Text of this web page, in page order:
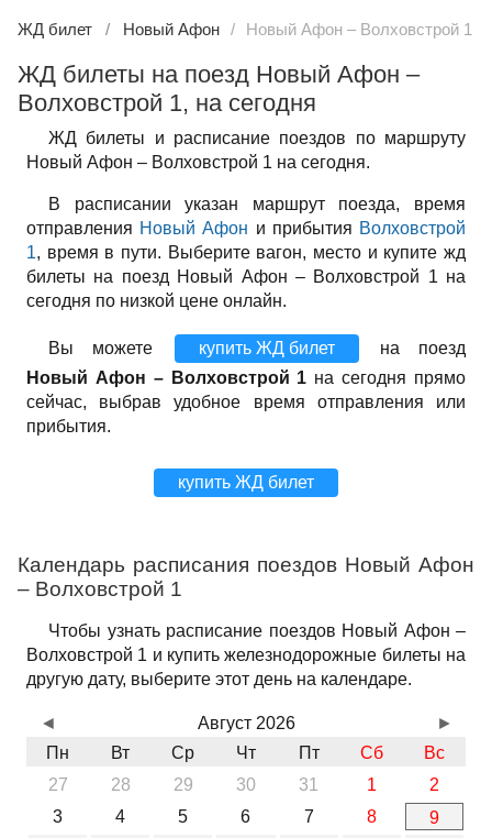
ЖД билет Новый Афон Новый Афон – Волховстрой 1
ЖД билеты на поезд Новый Афон –
Волховстрой 1, на сегодня
ЖД билеты и расписание поездов по маршруту
Новый Афон – Волховстрой 1 на сегодня.
В расписании указан маршрут поезда, время
отправления Новый Афон и прибытия Волховстрой
1, время в пути. Выберите вагон, место и купите жд
билеты на поезд Новый Афон – Волховстрой 1 на
сегодня по низкой цене онлайн.
Вы можете купить ЖД билет
на поезд
Новый Афон – Волховстрой 1 на сегодня прямо
сейчас, выбрав удобное время отправления или
прибытия.
купить ЖД билет
Календарь расписания поездов Новый Афон
– Волховстрой 1
Чтобы узнать расписание поездов Новый Афон –
Волховстрой 1 и купить железнодорожные билеты на
другую дату, выберите этот день на календаре.
Август 2026
Пн
Вт Ср Чт Пт Сб
Вс
27
28 29 30 31 1
2
3
4 5 6 7 8
9
◄ ►